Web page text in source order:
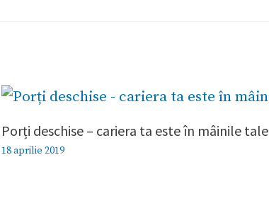
Porți deschise – cariera ta este în mâinile tale
18 aprilie 2019